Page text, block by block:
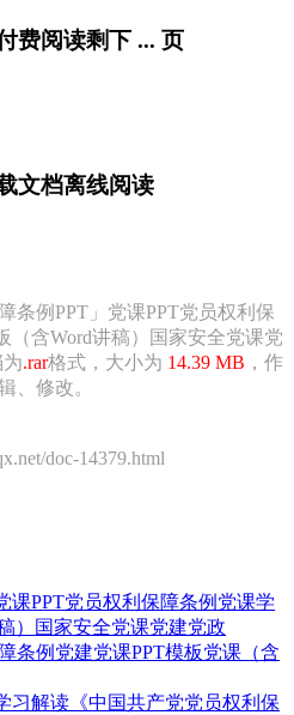
费阅读剩下 ... 页
文档离线阅读
条例PPT」党课PPT党员权利保
（含Word讲稿）国家安全党课党
.rar格式，大小为 14.39 MB ，作
、修改。
doc-14379.html
课PPT党员权利保障条例党课学
）国家安全党课党建党政
条例党建党课PPT模板党课（含
习解读《中国共产党党员权利保